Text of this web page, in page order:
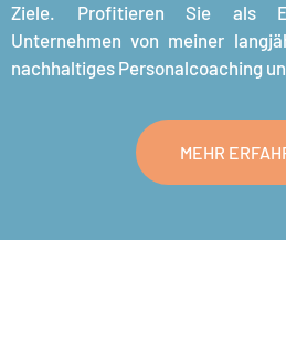
Ziele. Profitieren Sie als
Unternehmen von meiner
nachhaltiges Personalcoaching
MEHR